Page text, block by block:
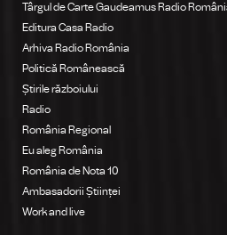
Târgul de Carte Gaudeamus Radio
Editura Casa Radio
Arhiva Radio România
Politică Românească
Știrile războiului
Radio
România Regional
Eu aleg România
România de Nota 10
Ambasadorii Științei
Work and live